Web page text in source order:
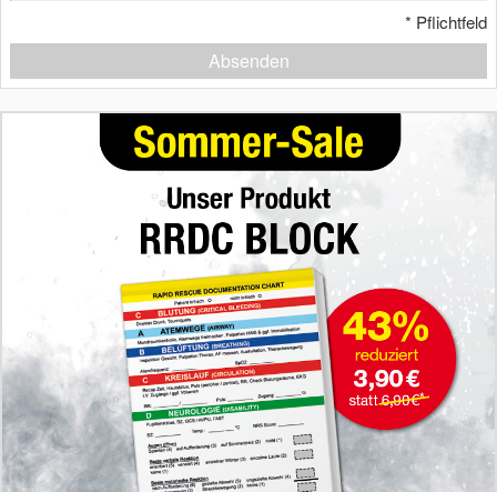
* Pflichtfeld
Absenden